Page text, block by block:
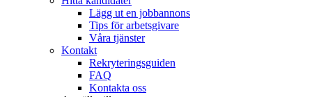
Lägg ut en jobbannons
Tips för arbetsgivare
Våra tjänster
Kontakt
Rekryteringsguiden
FAQ
Kontakta oss